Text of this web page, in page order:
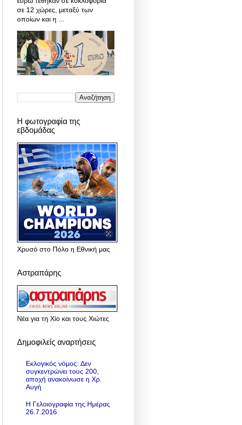
σε 12 χώρες, μεταξύ των
οποίων και η ...
Η φωτογραφία της
εβδομάδας
Χρυσό στο Πόλο η Εθνική μας
Αστραπάρης
Νέα για τη Χίο και τους Χιώτες
Δημοφιλείς αναρτήσεις
Εκλογικός νόμος: Δεν
συγκεντρώνει τους 200,
αποχή ανακοίνωσε η Χρ.
Αυγή
Η Γελοιογραφία της Ημέρας
26.7.2016